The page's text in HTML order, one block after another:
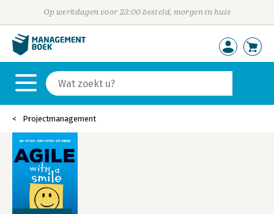
Op werkdagen voor 23:00 besteld, morgen in huis
Projectmanagement